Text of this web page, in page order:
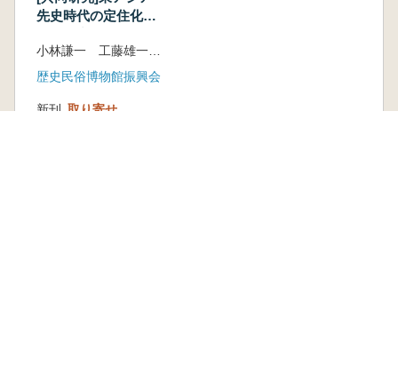
先史時代の定住化過
歴史民俗博物館振興会
新刊 取り寄せ